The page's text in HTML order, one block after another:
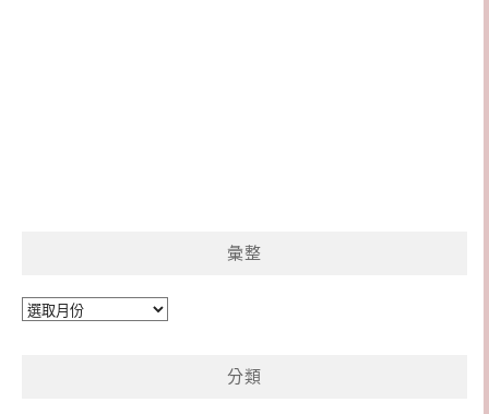
彙整
彙
分類